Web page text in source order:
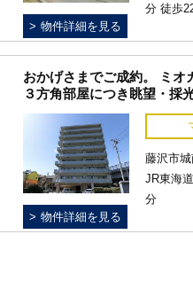
物件詳細を見る
分 徒歩
おかげさまでご成約。 ミオ
３方角部屋につき眺望・採
物件詳細を見る
藤沢市城
JR東海
分